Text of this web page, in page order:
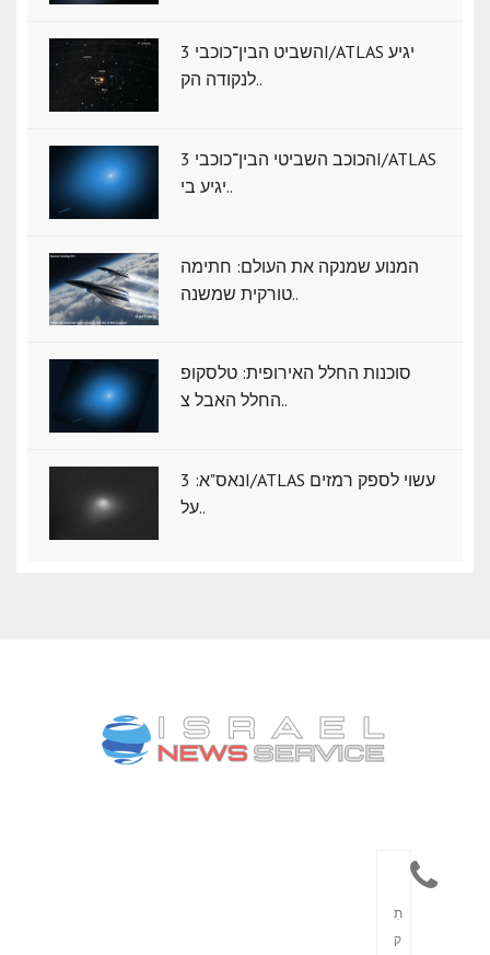
השביט הבין־כוכבי 3I/ATLAS יגיע
לנקודה הק..
הכוכב השביטי הבין־כוכבי 3I/ATLAS
יגיע בי..
המנוע שמנקה את העולם: חתימה
טורקית שמשנה..
סוכנות החלל האירופית: טלסקופ
החלל האבל צ..
נאס"א: ‏3I/ATLAS עשוי לספק רמזים
על..
תִ
ק